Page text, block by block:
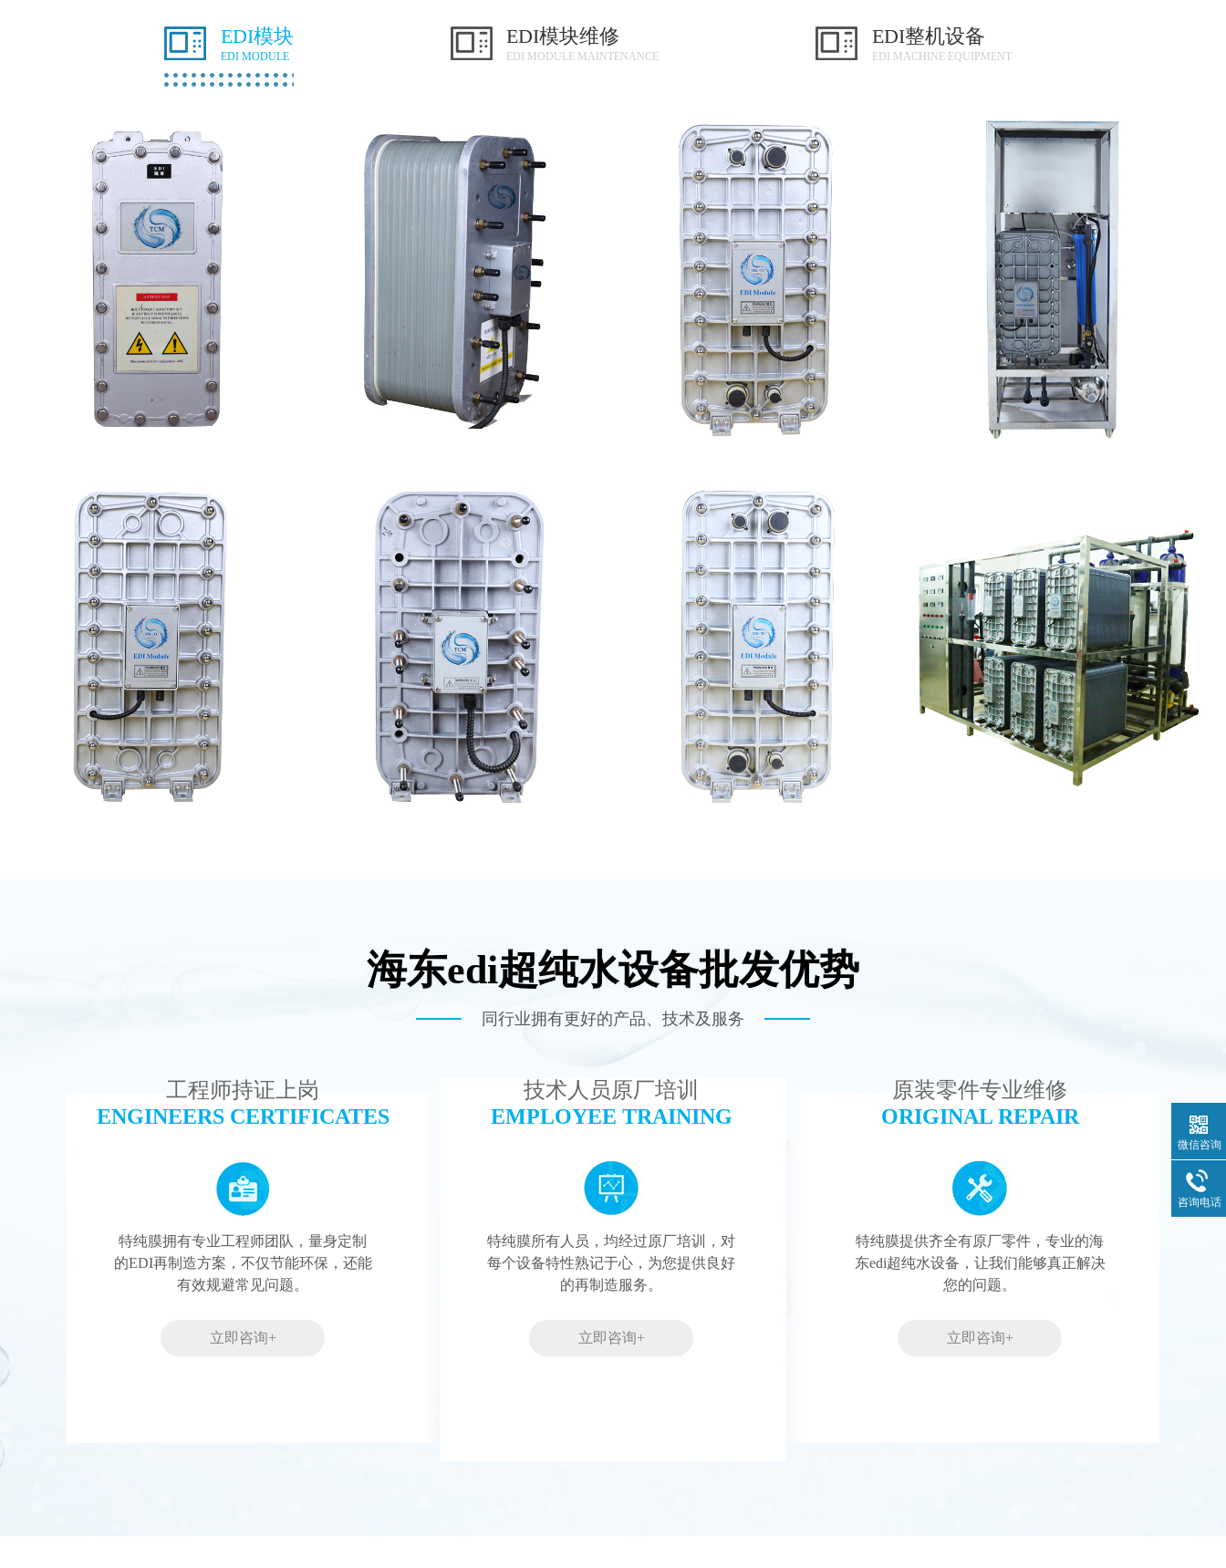
EDI模块
EDI MODULE
EDI模块维修
EDI MODULE MAINTENANCE
EDI整机设备
EDI MACHINE EQUIPMENT
坎普尔EDI膜堆维修
查看详情
PureTec （浦睿）EDI模块维修
查看详情
MK-TC200 EDI模块
查看详情
MK-TC50 EDI设备
查看详情
西门子 EDI模块维修
查看详情
EDI超纯水处理设备
查看详情
海东edi超纯水设备批发优势
同行业拥有更好的产品、技术及服务
工程师持证上岗
ENGINEERS CERTIFICATES
特纯膜拥有专业工程师团队，量身定制
的EDI再制造方案，不仅节能环保，还能
有效规避常见问题。
立即咨询+
技术人员原厂培训
EMPLOYEE TRAINING
特纯膜所有人员，均经过原厂培训，对
每个设备特性熟记于心，为您提供良好
的再制造服务。
立即咨询+
原装零件专业维修
ORIGINAL REPAIR
特纯膜提供齐全有原厂零件，专业的海
东edi超纯水设备，让我们能够真正解决
您的问题。
立即咨询+
微信咨询
咨询电话